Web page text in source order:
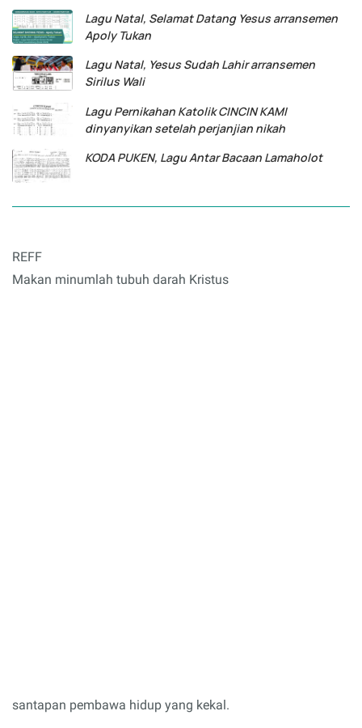
Lagu Natal, Selamat Datang Yesus arransemen
Apoly Tukan
Lagu Natal, Yesus Sudah Lahir arransemen
Sirilus Wali
Lagu Pernikahan Katolik CINCIN KAMI
dinyanyikan setelah perjanjian nikah
KODA PUKEN, Lagu Antar Bacaan Lamaholot
REFF
Makan minumlah tubuh darah Kristus
santapan pembawa hidup yang kekal.